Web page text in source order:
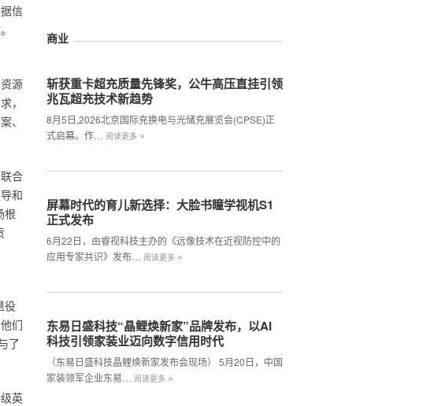
信
源
，
、
合
和
根
役
们
了
英
商业
斩获重卡超充质量先锋奖，公牛高压直挂引领
兆瓦超充技术新趋势
8月5日,2026北京国际充换电与光储充展览会(CPSE)正
式启幕。作…
阅读更多 »
屏幕时代的育儿新选择：大脸书瞳学视机S1
正式发布
6月22日，由睿视科技主办的《远像技术在近视防控中的
应用专家共识》发布…
阅读更多 »
东易日盛科技“晶鲤焕新家”品牌发布，以AI
科技引领家装业迈向数字信用时代
（东易日盛科技晶鲤焕新家发布会现场） 5月20日，中国
家装领军企业东易…
阅读更多 »